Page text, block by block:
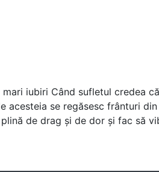
iubiri Când sufletul credea
acesteia se regăsesc frânturi
de drag și de dor și fac să